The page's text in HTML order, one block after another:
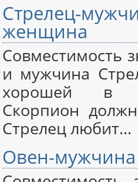
Стрелец-
женщина
Совместимость
и мужчина
хорошей в
Скорпион
Стрелец любит…
Овен-